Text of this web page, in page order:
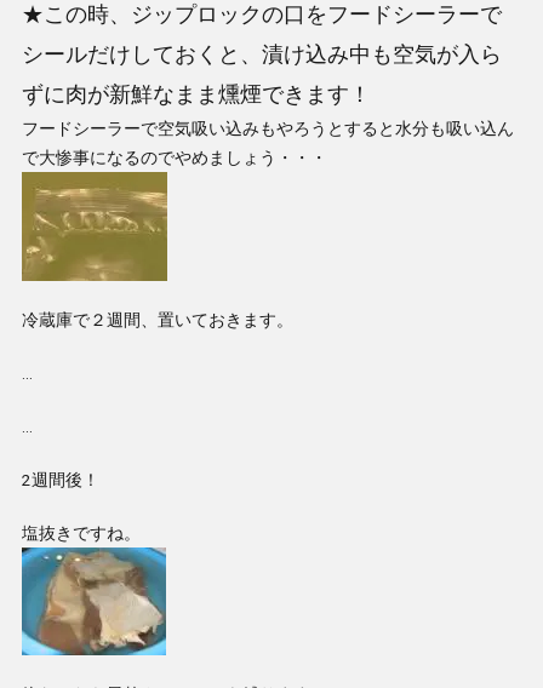
★この時、ジップロックの口をフードシーラーで
シールだけしておくと、漬け込み中も空気が入ら
ずに肉が新鮮なまま燻煙できます！
フードシーラーで空気吸い込みもやろうとすると水分も吸い込ん
で大惨事になるのでやめましょう・・・
冷蔵庫で２週間、置いておきます。
…
…
2週間後！
塩抜きですね。